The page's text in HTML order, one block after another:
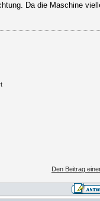
Da die Maschine
Den Beitrag